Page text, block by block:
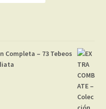
Completa – 73 Tebeos